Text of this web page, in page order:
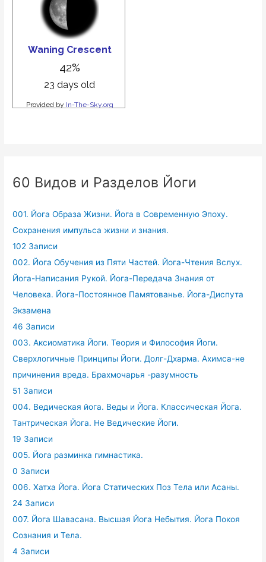
60 Видов и Разделов Йоги
001. Йога Образа Жизни. Йога в Современную Эпоху.
Сохранения импульса жизни и знания.
102 Записи
002. Йога Обучения из Пяти Частей. Йога-Чтения Вслух.
Йога-Написания Рукой. Йога-Передача Знания от
Человека. Йога-Постоянное Памятованье. Йога-Диспута
Экзамена
46 Записи
003. Аксиоматика Йоги. Теория и Философия Йоги.
Сверхлогичные Принципы Йоги. Долг-Дхарма. Ахимса-не
причинения вреда. Брахмочарья -разумность
51 Записи
004. Ведическая йога. Веды и Йога. Классическая Йога.
Тантрическая Йога. Не Ведические Йоги.
19 Записи
005. Йога разминка гимнастика.
0 Записи
006. Хатха Йога. Йога Статических Поз Тела или Асаны.
24 Записи
007. Йога Шавасана. Высшая Йога Небытия. Йога Покоя
Сознания и Тела.
4 Записи